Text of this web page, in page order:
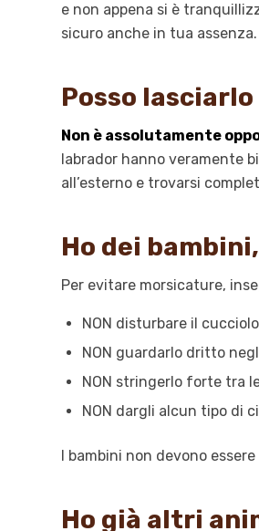
e non appena si è
sicuro anche in tua assenza.
Posso
Non è assolutamente
labrador hanno veramente
all’esterno e trovarsi
Ho dei
Per evitare morsicature,
NON disturbare il
NON guardarlo dritto
NON stringerlo forte tra
NON dargli alcun tipo di
I bambini non devono
Ho già altri